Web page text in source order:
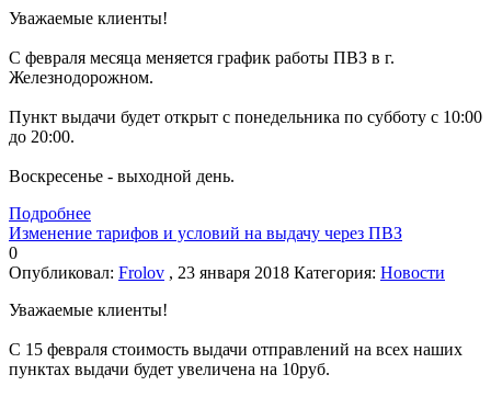
Уважаемые клиенты!
С февраля месяца меняется график работы ПВЗ в г.
Железнодорожном.
Пункт выдачи будет открыт с понедельника по субботу с 10:00
до 20:00.
Воскресенье - выходной день.
Подробнее
Изменение тарифов и условий на выдачу через ПВЗ
0
Опубликовал: Frolov , 23 января 2018 Категория: Новости
Уважаемые клиенты!
С 15 февраля стоимость выдачи отправлений на всех наших
пунктах выдачи будет увеличена на 10руб.